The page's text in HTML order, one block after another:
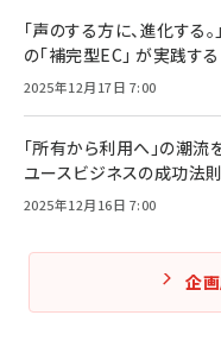
「声のする方に、進化する
の「補完型EC」 が実践す
2025年12月17日 7:00
「所有から利用へ」の潮流
ユースビジネスの成功法
2025年12月16日 7:00
企